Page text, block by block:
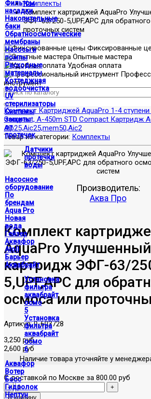
Фильтры
насадки
Накопительные
баки
Обратноосмотические
мембраны
Насосы и
помпы
Расходные
материалы
Коттеджная
водоочистка
UV
стерилизаторы
Системы
защиты
от
протечек
Датчики
протечки
воды
Насосное
оборудование
По
брендам
Aqua Pro
Новая
вода
Гейзер
Аквафор
Atoll
Барьер
Аквабрайт
Установка
фильтра
аквабрайт
осмо
5
Установка
фильтра
аквабрайт
осмо
6
Аквафор
Вотер
Босс
Гидролок
Нептун
Комплекты
Комплект картриджей AquaPro
ЭФГ-63/250-5,UPF,APC для
проточных систем
Фиксированные
Опытные мастера
Удобная оплата
инструмент
Комплект Картриджей AquaPro 1-4
Compact, A-450m STD Compact Картридж
Aip25,Aic25,mem50,Aic2
Товар из категории: Комплекты
Производитель:
Аква Про
Комплект
AquaPro Улучшенный
картридж ЭФГ-63/
5,UPF,APC для
осмоса или
Артикул:0-603728
3,250 руб
2,600 руб
Наличие товара уточняйте у
С доставкой по Москве за 800.00 руб